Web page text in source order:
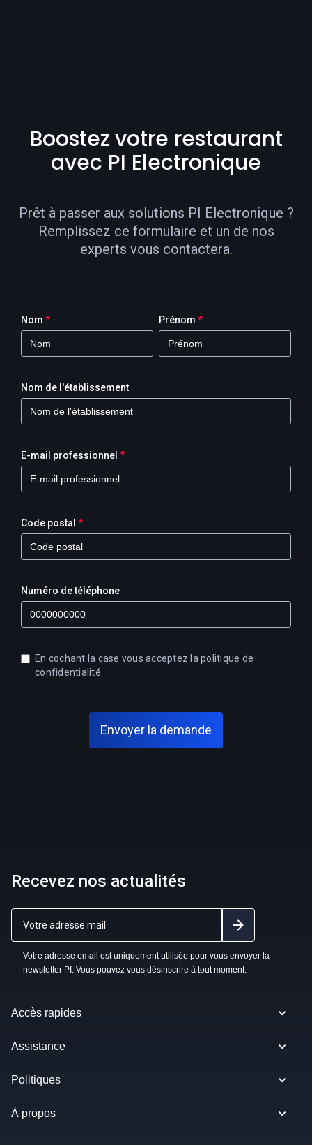
Boostez votre restaurant
avec PI Electronique
Prêt à passer aux solutions PI Electronique ?
Remplissez ce formulaire et un de nos
experts vous contactera.
Nom * Prénom *
Nom de l'établissement
E-mail professionnel *
Code postal *
Numéro de téléphone
En cochant la case vous acceptez la politique de
confidentialité
Recevez nos actualités
Votre adresse email est uniquement utilisée pour vous envoyer la
newsletter PI. Vous pouvez vous désinscrire à tout moment.
Accès rapides
Assistance
Politiques
À propos